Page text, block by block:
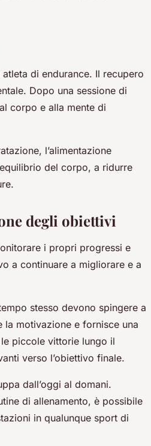
di endurance. Il recupero
Dopo una sessione di
corpo e alla mente di
l’alimentazione
del corpo, a ridurre
degli obiettivi
i propri progressi e
a continuare a migliorare e a
stesso devono spingere a
la motivazione e fornisce una
piccole vittorie lungo il
verso l’obiettivo finale.
dall’oggi al domani.
di allenamento, è possibile
in qualunque sport di